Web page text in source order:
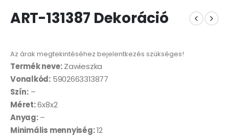
ART-131387 Dekoráció
Az árak megtekintéséhez bejelentkezés szükséges!
Termék neve:Zawieszka
Vonalkód: 5902663313877
Szín:–
Méret:6x8x2
Anyag:–
Minimális mennyiség:12